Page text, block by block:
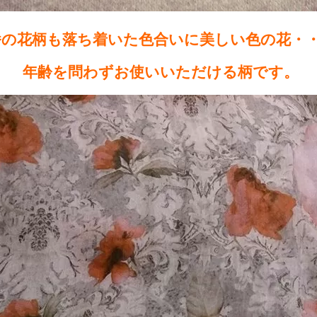
花柄も落ち着いた色合いに美しい色の花・
年齢を問わずお使いいただける柄です。